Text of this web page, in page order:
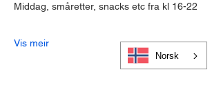
Middag, småretter, snacks etc fra kl 16-22
Vis meir
Norsk